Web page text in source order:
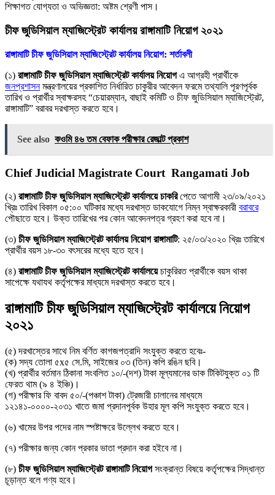
শিক্ষাগত যােগ্যতা ও অভিজ্ঞতা: অষ্টম শ্রেণী পাস।
চীফ জুডিসিয়াল ম্যাজিস্ট্রেট কার্যালয় রাঙ্গামাটি নিয়োগ ২০২১
রাঙ্গামাটি চীফ জুডিসিয়াল ম্যাজিস্ট্রেট কার্যালয় নিয়োগ: শর্তাবলী
(১) রাঙ্গামাটি চীফ জুডিসিয়াল ম্যাজিস্ট্রেট কার্যালয় নিয়োগএ আগ্রহী প্রার্থীকে
জনপ্রশাসনমন্ত্রণালয়ের প্রকাশিত নির্ধারিত চাকুরীর আবেদন ফরমে তথ্যালি পূরণপূর্বক
তারিখ ও প্রার্থীর স্বাক্ষরসহ “চেয়ারম্যান, বাছাই কমিটি ও চীফ জুডিসিয়াল ম্যাজিস্ট্রেট,
রাঙ্গামাটি” বরাবর দরখাস্ত করতে হবে।
See also কওমি ৪৬ তম বেফাক পরীক্ষার রেজাল্ট প্রকাশ
Chief Judicial Magistrate Court Rangamati Job
(২) রাঙ্গামাটি চীফ জুডিসিয়াল ম্যাজিস্ট্রেট কার্যালয়ে চাকরিপেতে আগামী ২৩/০৯/২০২১
খ্রিঃ তারিখ বিকাল ০৫:০০ ঘটিকার মধ্যে দরখাস্ত ডাকযােগে নিম্ন স্বাক্ষরকারী বরাবরে
পৌছাতে হবে। উক্ত তারিখের পর কোন আবেদনপত্র গ্রহণ করা হবে না।
(৩) চীফ জুডিসিয়াল ম্যাজিস্ট্রেট কার্যালয় নিয়োগ রাঙ্গামাটি: ২৫/০৩/২০২০ খ্রিঃ তারিখে
প্রার্থীর বয়স ১৮-৩০ বৎসরের মধ্যে হতে হবে।
(৪) রাঙ্গামাটি চীফ জুডিসিয়াল ম্যাজিস্ট্রেট কার্যালয়েচাকুরিরত প্রার্থীকে বয়স থাকা
সাপেক্ষে যথাযথ কর্তৃপক্ষের মাধ্যমে দরখাস্ত করতে হবে।
রাঙ্গামাটি চীফ জুডিসিয়াল ম্যাজিস্ট্রেট কার্যালয়ে নিয়ােগ
২০২১
(৫) দরখাস্তের সাথে নিম বর্ণিত কাগজপত্রাদি সংযুক্ত করতে হবেঃ-
(ক) সদ্য তােলা ৫x৫ সে.মি, সাইজের ০৩ (তিন) কপি রঙিন ছবি।
(খ) প্রার্থীর বর্তমান ঠিকানা সংবলিত ১০/-(দশ) টাকা মূল্যমানের ডাক টিকিটযুক্ত ০১ টি
ফেরত থাম (৯ ৪ ইঞ্চি)।
(গ) পরীক্ষার ফি বাবদ ৫০/-(পঞ্চাশ টাকা) ট্রেজারী চালানের মাধ্যমে
১২১৪১-০০০০-২০৩১ খাতে জমা প্রদানপূর্বক উহার মূল কপি সংযুক্ত করতে হবে।
(৬) খামের উপর পদের নাম স্পষ্টাক্ষরে উল্লেখ করতে হবে।
(৭) পরীক্ষার জন্য কোন প্রকার ভাতা প্রদান করা হইবে না।
(৮) চীফ জুডিসিয়াল ম্যাজিস্ট্রেট রাঙ্গামাটি নিয়ােগসংক্রান্ত বিষয়ে কর্তৃপক্ষের সিদ্ধান্ত
চূড়ান্ত বলে গণ্য হবে।